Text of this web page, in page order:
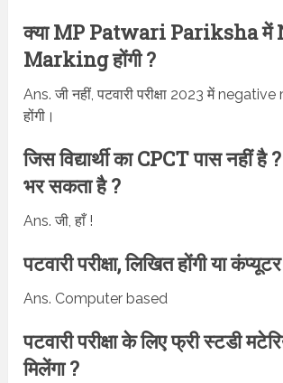
क्या MP Patwari Pariksha में
Marking होंगी ?
Ans. जी नहीं, पटवारी परीक्षा 2023 में
होंगी।
जिस विद्यार्थी का CPCT पास नहीं है
भर सकता है ?
Ans. जी, हाँ !
पटवारी परीक्षा, लिखित होंगी या
Ans. Computer based
पटवारी परीक्षा के लिए फ्री स्टडी
मिलेंगा ?